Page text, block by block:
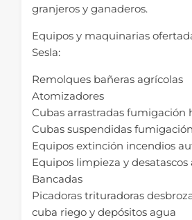
granjeros y ganaderos.
Equipos y maquinarias
Sesla:
Remolques bañeras agrícolas
Atomizadores
Cubas arrastradas fumigación
Cubas suspendidas
Equipos extinción incendios
Equipos limpieza y desatascos
Bancadas
Picadoras trituradoras
cuba riego y depósitos agua